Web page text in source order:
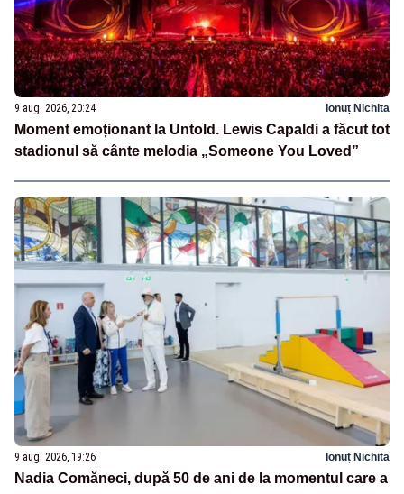
9 aug. 2026, 20:24 Ionuț Nichita
Moment emoționant la Untold. Lewis Capaldi a făcut tot
stadionul să cânte melodia „Someone You Loved”
9 aug. 2026, 19:26 Ionuț Nichita
Nadia Comăneci, după 50 de ani de la momentul care a